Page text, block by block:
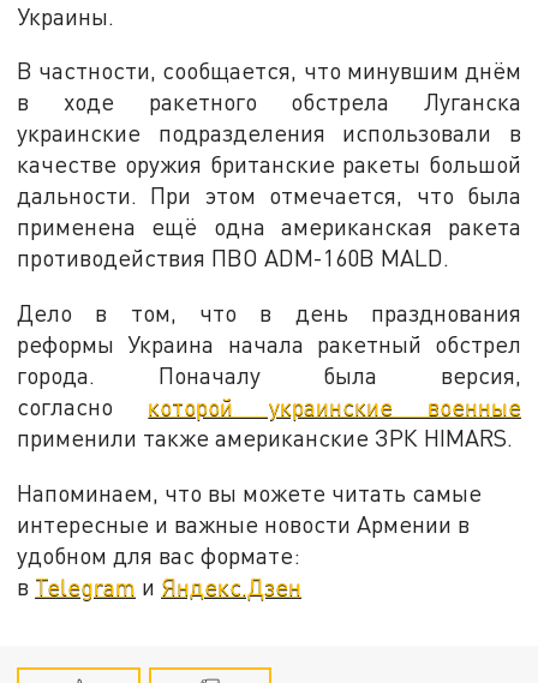
Украины.
В частности, сообщается, что минувшим днём
в ходе ракетного обстрела Луганска
украинские подразделения использовали в
качестве оружия британские ракеты большой
дальности. При этом отмечается, что была
применена ещё одна американская ракета
противодействия ПВО ADM-160B MALD.
Дело в том, что в день празднования
реформы Украина начала ракетный обстрел
города. Поначалу была версия,
согласно которой украинские военные
применили также американские ЗРК HIMARS.
Напоминаем, что вы можете читать самые
интересные и важные новости Армении в
удобном для вас формате:
в Telegram и Яндекс.Дзен